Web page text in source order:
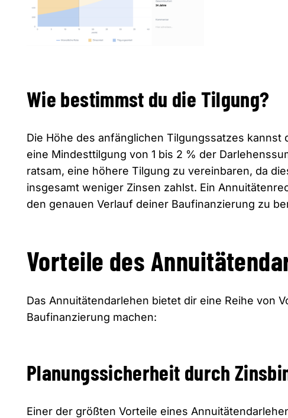
Wie bestimmst du die Tilgung?
Die Höhe des anfänglichen Tilgungssatzes
eine Mindesttilgung von 1 bis 2 % der
ratsam, eine höhere Tilgung zu vereinbaren, da
insgesamt weniger Zinsen zahlst. Ein
den genauen Verlauf deiner Baufinanzierung zu
Vorteile des
Das Annuitätendarlehen bietet dir eine Reihe von
Baufinanzierung machen:
Planungssicherheit durch
Einer der größten Vorteile eines